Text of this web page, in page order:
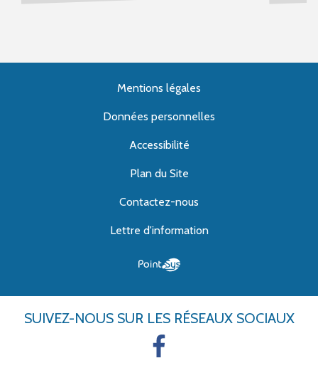
Mentions légales
Données personnelles
Accessibilité
Plan du Site
Contactez-nous
Lettre d'information
SUIVEZ-NOUS SUR LES RÉSEAUX SOCIAUX